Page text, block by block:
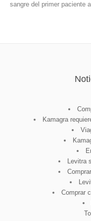
sangre del primer paciente
Kamagra
Levitra
Comprar